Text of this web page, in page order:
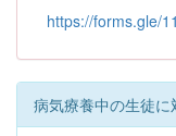
https://forms.gle/
病気療養中の生徒